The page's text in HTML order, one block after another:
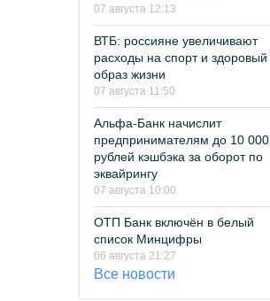
07 августа 12:13
ВТБ: россияне увеличивают
расходы на спорт и здоровый
образ жизни
07 августа 11:50
Альфа-Банк начислит
предпринимателям до 10 000
рублей кэшбэка за оборот по
эквайрингу
07 августа 10:00
ОТП Банк включён в белый
список Минцифры
06 августа 21:27
Все новости